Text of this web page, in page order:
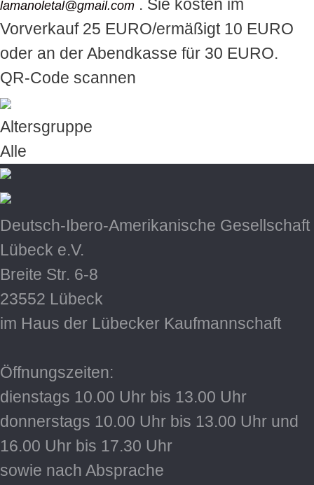
lamanoletal@gmail.com . Sie kosten im
Vorverkauf 25 EURO/ermäßigt 10 EURO
oder an der Abendkasse für 30 EURO.
QR-Code scannen
Altersgruppe
Alle
Deutsch-Ibero-Amerikanische Gesellschaft
Lübeck e.V.
Breite Str. 6-8
23552 Lübeck
im Haus der Lübecker Kaufmannschaft
Öffnungszeiten:
dienstags 10.00 Uhr bis 13.00 Uhr
donnerstags 10.00 Uhr bis 13.00 Uhr und
16.00 Uhr bis 17.30 Uhr
sowie nach Absprache